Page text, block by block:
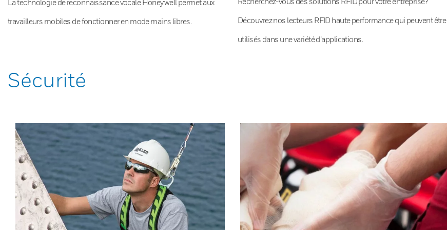
La technologie de reconnaissance vocale Honeywell permet aux
travailleurs mobiles de fonctionner en mode mains libres. Découvrez nos lecteurs RFID haute performance qui peuvent être
utilisés dans une variété d’applications.
Sécurité